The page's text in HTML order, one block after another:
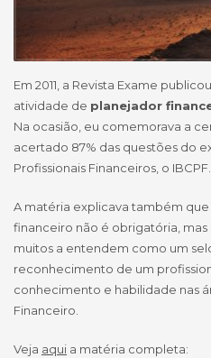
Em 2011, a Revista Exame
atividade de planejador
Na ocasião, eu comemorava a
acertado 87% das questões do
Profissionais Financeiros, o IBCPF.
A matéria explicava também
financeiro não é obrigatória,
muitos a entendem como um
reconhecimento de um
conhecimento e habilidade nas
Financeiro.
Veja aqui a matéria completa: